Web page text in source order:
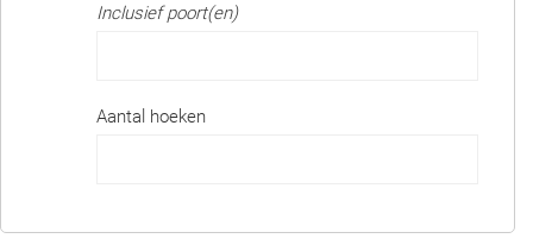
Inclusief poort(en)
Aantal hoeken